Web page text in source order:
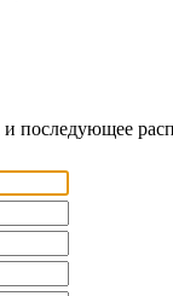
последующее